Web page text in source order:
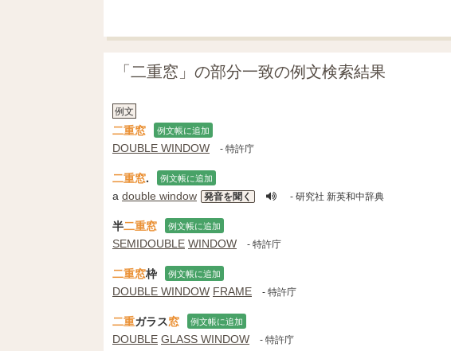
「二重窓」の部分一致の例文検索結果
例文
二重窓 例文帳に追加
DOUBLE WINDOW - 特許庁
二重窓. 例文帳に追加
a double window 発音を聞く - 研究社 新英和中辞典
半二重窓 例文帳に追加
SEMIDOUBLE WINDOW - 特許庁
二重窓枠 例文帳に追加
DOUBLE WINDOW FRAME - 特許庁
二重ガラス窓 例文帳に追加
DOUBLE GLASS WINDOW - 特許庁